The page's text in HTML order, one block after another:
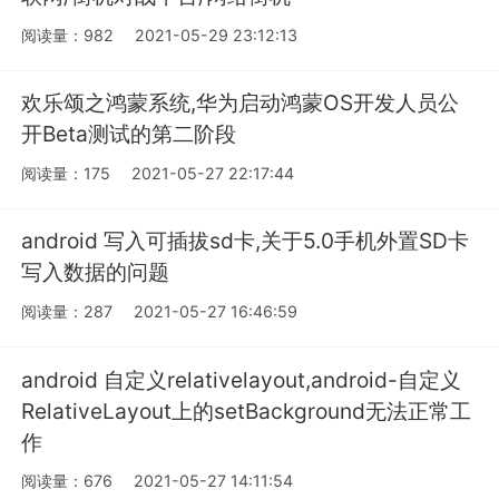
阅读量：982 2021-05-29 23:12:13
欢乐颂之鸿蒙系统,华为启动鸿蒙OS开发人员公
开Beta测试的第二阶段
阅读量：175 2021-05-27 22:17:44
android 写入可插拔sd卡,关于5.0手机外置SD卡
写入数据的问题
阅读量：287 2021-05-27 16:46:59
android 自定义relativelayout,android-自定义
RelativeLayout上的setBackground无法正常工
作
阅读量：676 2021-05-27 14:11:54